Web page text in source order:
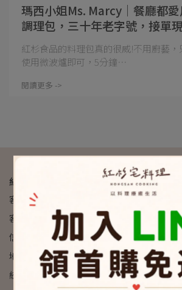
瑪西小姐Ms. Marcy｜餐廳都
調理包，三十年老字號，接單
紅杉食品的料理包真的很威!不用廚藝，
使用微波爐即可，5分鐘⋯
閱讀更多 ->
紅杉宅料理 HONGSAN COOKING
客服專線：02-2915-2307
客服時間：09:00 am - 6:00 pm
信箱：info@hongsan.co - 歡迎合作提案
地址：新北市新店區寶高路七巷四號
統一編號：80616921